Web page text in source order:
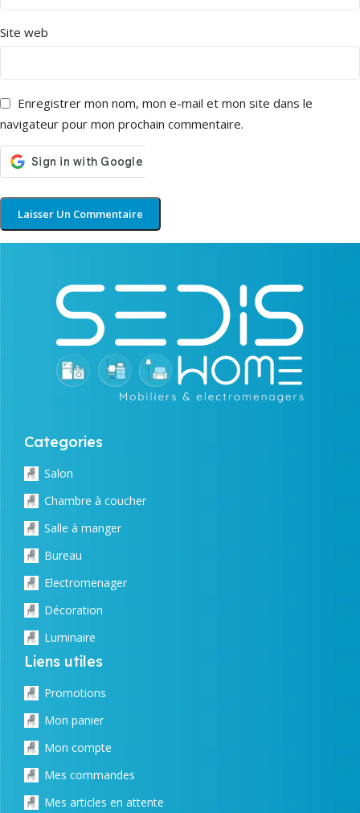
Site web
Enregistrer mon nom, mon e-mail et mon site dans le
navigateur pour mon prochain commentaire.
Categories
Salon
Chambre à coucher
Salle à manger
Bureau
Electromenager
Décoration
Luminaire
Liens utiles
Promotions
Mon panier
Mon compte
Mes commandes
Mes articles en attente